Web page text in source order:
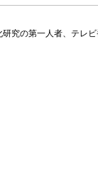
究の第一人者、テレ